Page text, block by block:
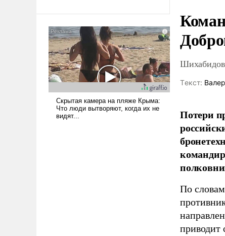
налогоплательщиков и где
Еревану за свои поступки не
нужно отвечать.
Tекст:
Потери
По
приводит